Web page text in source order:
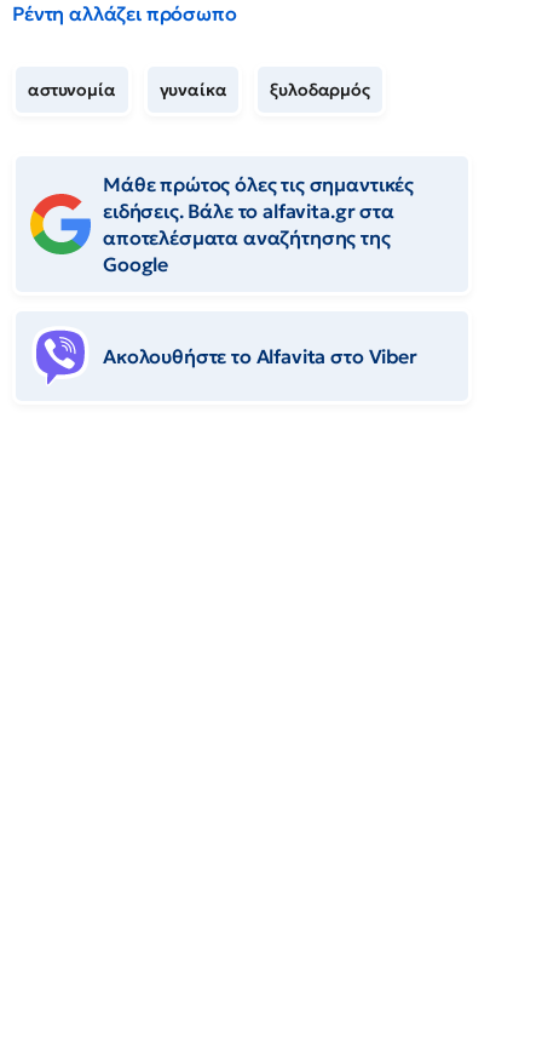
Ρέντη αλλάζει πρόσωπο
αστυνομία γυναίκα ξυλοδαρμός
Μάθε πρώτος όλες τις σημαντικές
ειδήσεις. Βάλε το alfavita.gr στα
αποτελέσματα αναζήτησης της
Google
Ακολουθήστε το Αlfavita στο Viber